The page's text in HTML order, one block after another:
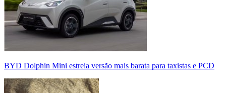
BYD Dolphin Mini estreia versão mais barata para taxistas e PCD